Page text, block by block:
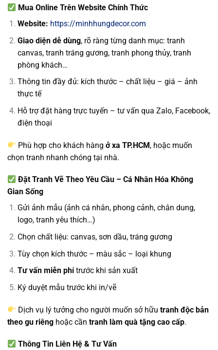
Mua Online Trên Website Chính Thức
Website: https://minhhungdecor.com
Giao diện dễ dùng, rõ ràng từng danh mục: tranh
canvas, tranh tráng gương, tranh phong thủy, tranh
phòng khách…
Thông tin đầy đủ: kích thước – chất liệu – giá – ảnh
thực tế
Hỗ trợ đặt hàng trực tuyến – tư vấn qua Zalo, Facebook,
điện thoại
Phù hợp cho khách hàngở xa TP.HCM, hoặc muốn
chọn tranh nhanh chóng tại nhà.
Đặt Tranh Vẽ Theo Yêu Cầu – Cá Nhân Hóa Không
Gian Sống
Gửi ảnh mẫu (ảnh cá nhân, phong cảnh, chân dung,
logo, tranh yêu thích…)
Chọn chất liệu: canvas, sơn dầu, tráng gương
Tùy chọn kích thước – màu sắc – loại khung
Tư vấn miễn phítrước khi sản xuất
Ký duyệt mẫu trước khi in/vẽ
Dịch vụ lý tưởng cho người muốn sở hữutranh độc bản
theo gu riêng hoặc cần tranh làm quà tặng cao cấp.
Thông Tin Liên Hệ & Tư Vấn